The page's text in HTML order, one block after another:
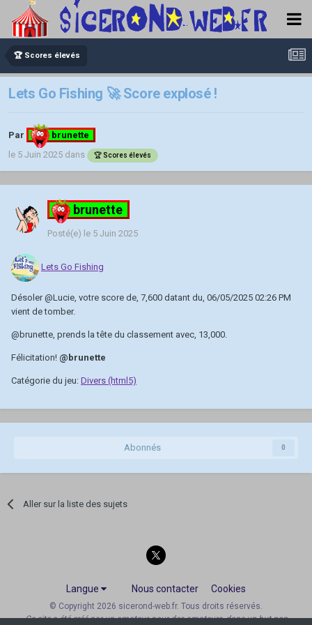
🏆 Scores élevés
Lets Go Fishing 🚀 Score explosé !
Par
brunette
le 5 Juin 2025 dans 🏆 Scores élevés
brunette
Posté(e) le 5 Juin 2025
Lets Go Fishing
Désoler@Lucie , votre score de, 7,600 datant du, 06/05/2025 02:26 PM
vient de tomber.
@brunette , prends la tête du classement avec, 13,000.
Félicitation! @brunette
Catégorie du jeu: Divers (html5)
Abonnés 0
Aller sur la liste des sujets
Langue Nous contacter Cookies
© Copyright 2026 sicerond-web.fr. Tous droits réservés.
Ce site a été créé par un amateur, pour des amateurs, dans un but non